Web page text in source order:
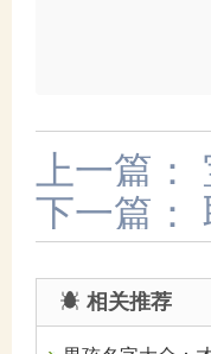
上一篇：
下一篇：
想名字
相关推荐